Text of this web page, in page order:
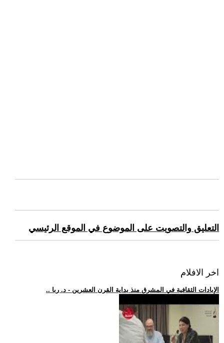
التعليق والتصويت على الموضوع في الموقع الرئيسي
اخر الافلام
.. الإبادات الثقافية في المشرق منذ بداية القرن العشرين - د. ربا